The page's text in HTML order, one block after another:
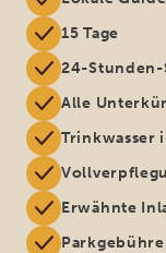
15 Tage
24-Stunden-
Alle
Trinkwasser
Erwähnte